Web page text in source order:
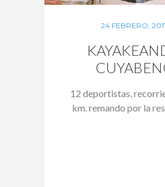
24 FEBRERO,
12 deportistas,
km. remando por la